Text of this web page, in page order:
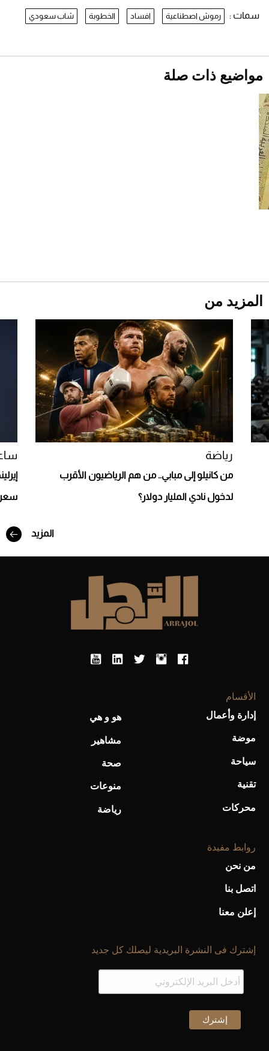
Aston Martin Valiant: على هوى الأبطال
أحذية Mary Jane: ترف وأناقة للرجال
سمات : رموش اصطناعية افساد الخطوبة شاب سعودي
مواضيع ذات صلة
المزيد من
رياضة
من كانيلو إلى مبابي.. من هم الرياضيون الأقرب
لدخول نادي المليار دولار؟
المزيد
الأقسام
إدارة وأعمال
موضة
سياحة
تقنية
محركات
هو و هي
مشاهير
صحة
منوعات
رياضة
روابط مفيدة
من نحن
اتصل بنا
إعلن معنا
إشترك فى النشرة البريدية ليصلك كل جديد